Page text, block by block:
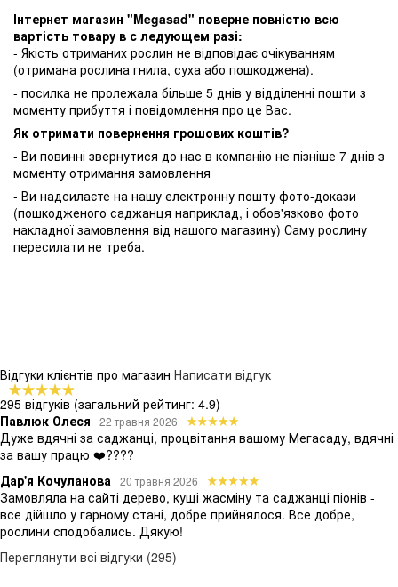
Інтернет магазин "Megasad" поверне повністю всю
вартість товару в с ледующем разі:
- Якість отриманих рослин не відповідає очікуванням
(отримана рослина гнила, суха або пошкоджена).
- посилка не пролежала більше 5 днів у відділенні пошти з
моменту прибуття і повідомлення про це Вас.
Як отримати повернення грошових коштів?
- Ви повинні звернутися до нас в компанію не пізніше 7 днів з
моменту отримання замовлення
- Ви надсилаєте на нашу електронну пошту фото-докази
(пошкодженого саджанця наприклад, і обов'язково фото
накладної замовлення від нашого магазину) Саму рослину
пересилати не треба.
Відгуки клієнтів про магазин Написати відгук
295 відгуків (загальний рейтинг: 4.9)
Павлюк Олеся
22 травня 2026
Дуже вдячні за саджанці, процвітання вашому Мегасаду, вдячні
за вашу працю ❤️????
Дар'я Кочуланова 20 травня 2026
Замовляла на сайті дерево, кущі жасміну та саджанці піонів -
все дійшло у гарному стані, добре прийнялося. Все добре,
рослини сподобались. Дякую!
Переглянути всі відгуки (295)